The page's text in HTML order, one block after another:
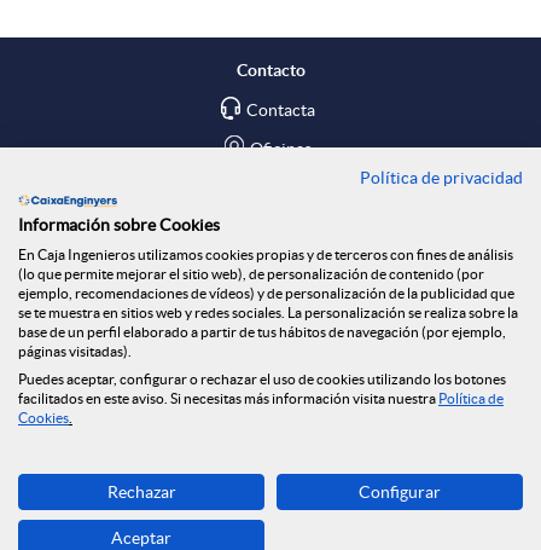
n
R
e
d
e
s
p
i
c
a
c
i
o
ó
n
n
o
t
Contacto
Contacta
Oficinas
Blog
Social
Seguridad Online
Descarga ahora
Banca MOBILE
Política de privacidad
Información sobre Cookies
En Caja Ingenieros utilizamos cookies propias y de terceros con fines de análisis
(lo que permite mejorar el sitio web), de personalización de contenido (por
ejemplo, recomendaciones de vídeos) y de personalización de la publicidad que
se te muestra en sitios web y redes sociales. La personalización se realiza sobre la
base de un perfil elaborado a partir de tus hábitos de navegación (por ejemplo,
páginas visitadas).
Puedes aceptar, configurar o rechazar el uso de cookies utilizando los botones
facilitados en este aviso. Si necesitas más información visita nuestra Política de
Cookies
Rechazar Configurar
Aceptar